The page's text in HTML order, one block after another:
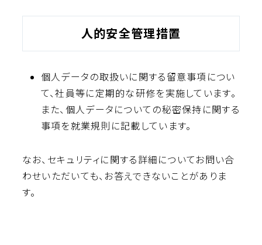
人的安全管理措置
個人データの取扱いに関する留意事項につい
て、社員等に定期的な研修を実施しています。
また、個人データについての秘密保持に関する
事項を就業規則に記載しています。
なお、セキュリティに関する詳細についてお問い合
わせいただいても、お答えできないことがありま
す。